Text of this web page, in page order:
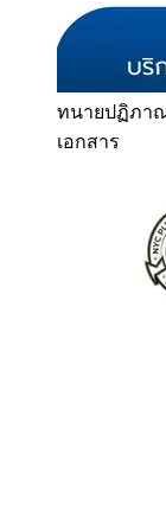
ทนายปฏิภา
เอกสาร